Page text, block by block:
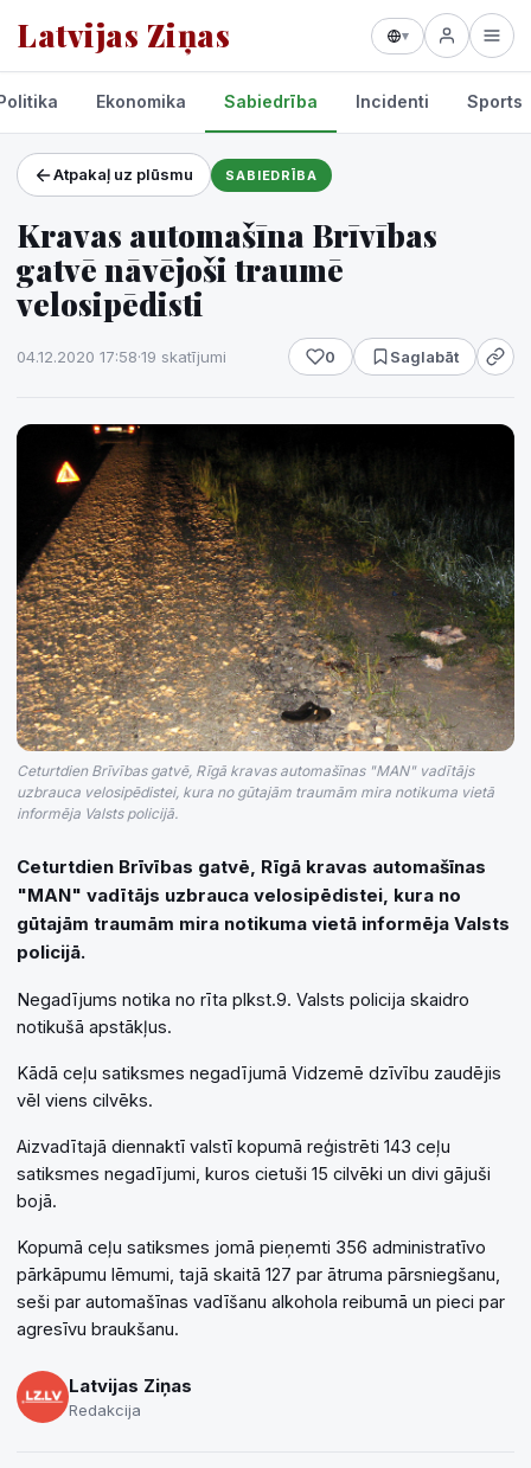
Latvijas Ziņas ▾
Projekti un pakalpojumi
Laikapstākļi
Ekonomika Sabiedrība Incidenti Sports
Atpakaļ uz plūsmu SABIEDRĪBA
Kravas automašīna Brīvības
gatvē nāvējoši traumē
velosipēdisti
04.12.2020 17:58·19 skatījumi 0 Saglabāt
Ceturtdien Brīvības gatvē, Rīgā kravas automašīnas "MAN" vadītājs
uzbrauca velosipēdistei, kura no gūtajām traumām mira notikuma vietā
informēja Valsts policijā.
Ceturtdien Brīvības gatvē, Rīgā kravas automašīnas
"MAN" vadītājs uzbrauca velosipēdistei, kura no
gūtajām traumām mira notikuma vietā informēja Valsts
policijā.
Negadījums notika no rīta plkst.9. Valsts policija skaidro
notikušā apstākļus.
Kādā ceļu satiksmes negadījumā Vidzemē dzīvību zaudējis
vēl viens cilvēks.
Aizvadītajā diennaktī valstī kopumā reģistrēti 143 ceļu
satiksmes negadījumi, kuros cietuši 15 cilvēki un divi gājuši
bojā.
Kopumā ceļu satiksmes jomā pieņemti 356 administratīvo
pārkāpumu lēmumi, tajā skaitā 127 par ātruma pārsniegšanu,
seši par automašīnas vadīšanu alkohola reibumā un pieci par
agresīvu braukšanu.
Latvijas Ziņas
Redakcija